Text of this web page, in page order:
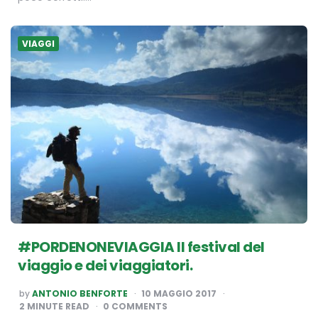
VIAGGI
#PORDENONEVIAGGIA Il festival del
viaggio e dei viaggiatori.
POSTED
BY
byANTONIO BENFORTE
10 MAGGIO 2017
2 MINUTE READ 0 COMMENTS